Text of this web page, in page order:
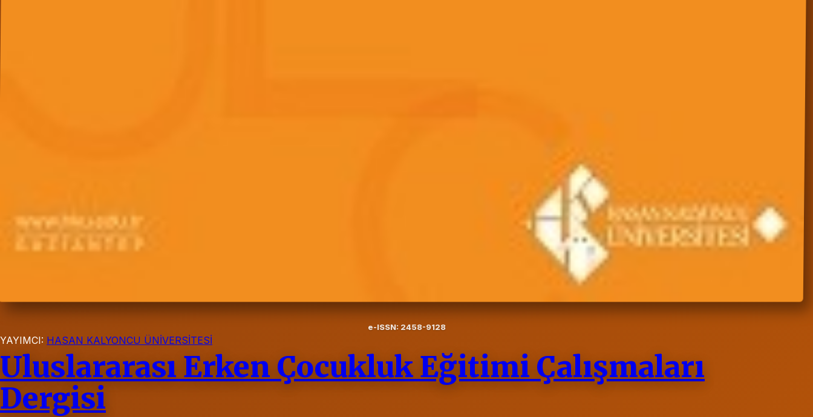
e-ISSN: 2458-9128
YAYIMCI: HASAN KALYONCU ÜNİVERSİTESİ
Uluslararası Erken Çocukluk Eğitimi Çalışmaları
Dergisi